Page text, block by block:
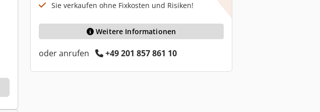
Sie verkaufen ohne Fixkosten und Risiken!
Weitere Informationen
oder anrufen +49 201 857 861 10